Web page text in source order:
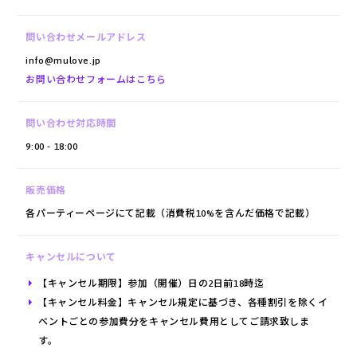
問い合わせメールアドレス
info@mulove.jp
お問い合わせフォームはこちら
問い合わせ対応時間
9:00 - 18:00
販売価格
各パーティーページにて記載（消費税10%を含んだ価格で記載）
キャンセルについて
【キャンセル期限】参加（開催）日の2日前18時迄
【キャンセル料金】キャンセル規定に基づき、各種割引を除くイ
ベントごとの参加費分をキャンセル費用としてご請求致しま
す。